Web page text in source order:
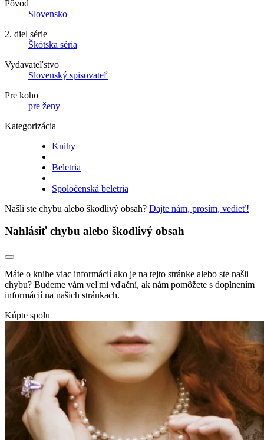
Pôvod
Slovensko
2. diel série
Škótska séria
Vydavateľstvo
Slovenský spisovateľ
Pre koho
pre ženy
Kategorizácia
Knihy
Beletria
Spoločenská beletria
Našli ste chybu alebo škodlivý obsah? Dajte nám, prosím, vedieť!
Nahlásiť chybu alebo škodlivý obsah
Máte o knihe viac informácií ako je na tejto stránke alebo ste našli
chybu? Budeme vám veľmi vďační, ak nám pomôžete s doplnením
informácií na našich stránkach.
Kúpte spolu